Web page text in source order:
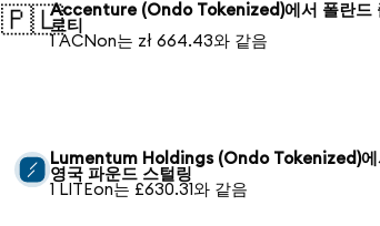
🇵🇱Accenture (Ondo Tokenized)에서 폴란드
로티
1 ACNon는 zł 664.43와 같음
Lumentum Holdings (Ondo Tokenized)에
영국 파운드 스털링
1 LITEon는 £630.31와 같음